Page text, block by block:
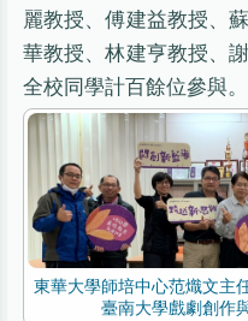
麗教授、傅建益教授、
華教授、林建亨教授、
全校同學計百餘位參與。
東華大學師培中心范熾文主
臺南大學戲劇創作